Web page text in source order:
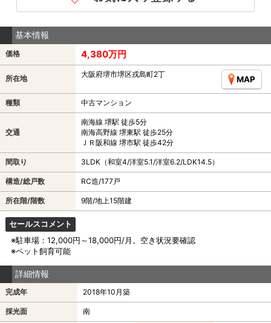
基本情報
価格 4,380万円
所在地 大阪府堺市堺区戎島町2丁
MAP
種類 中古マンション
交通
南海線 堺駅 徒歩5分
南海高野線 堺東駅 徒歩25分
ＪＲ阪和線 堺市駅 徒歩42分
間取り 3LDK（和室4/洋室5.1/洋室6.2/LDK14.5）
構造/総戸数 RC造/177戸
所在階/階数 9階/地上15階建
セールスコメント
※駐車場：12,000円～18,000円/月。空き状況要確認
※ペット飼育可能
詳細情報
完成年 2018年10月築
採光面 南